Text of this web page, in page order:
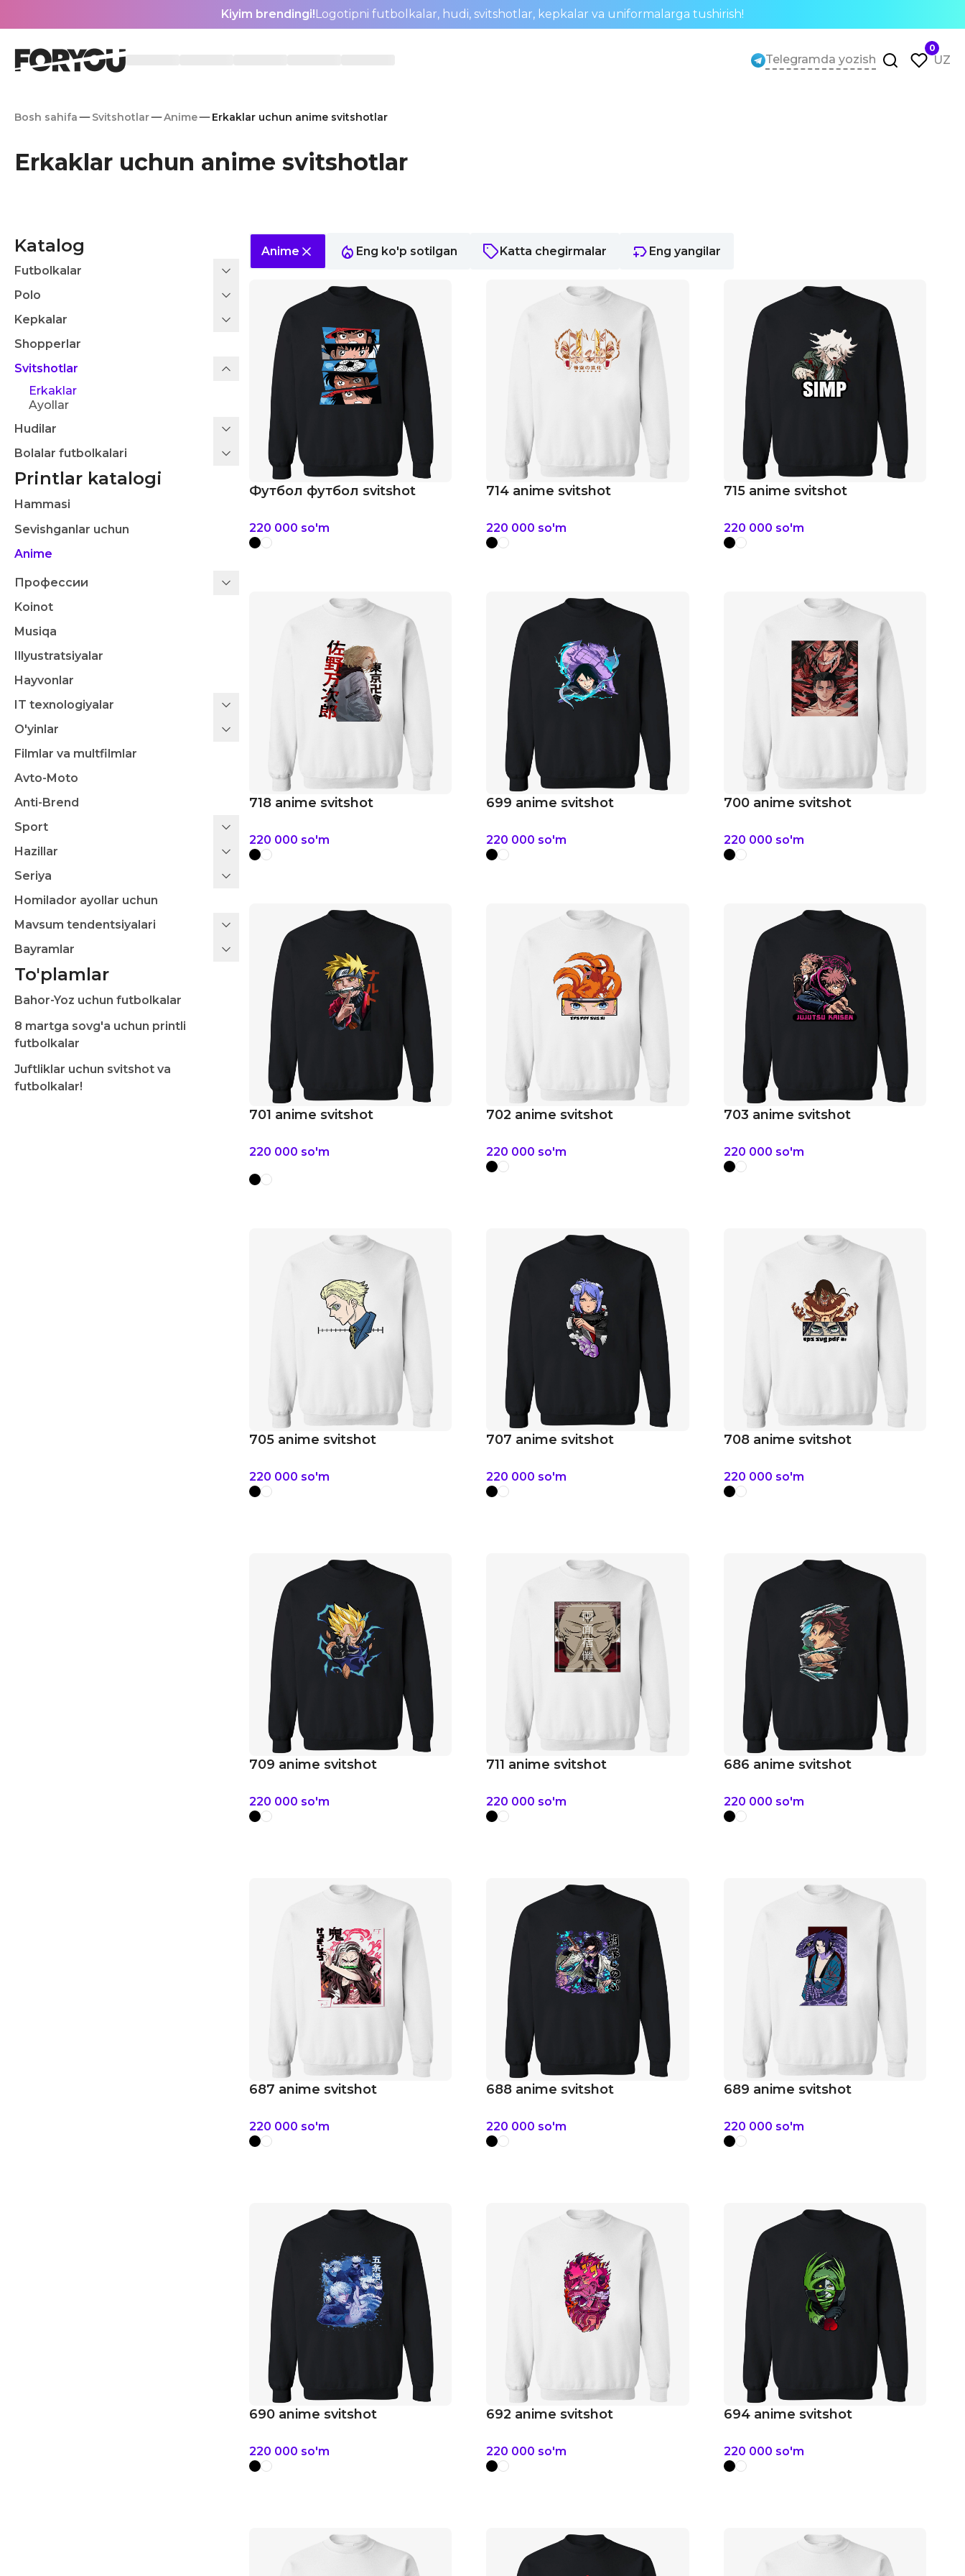
Kiyim brendingi!Logotipni futbolkalar, hudi, svitshotlar, kepkalar va uniformalarga tushirish!
Telegramda yozish
0
UZ
Bosh sahifa Svitshotlar Anime Erkaklar uchun anime svitshotlar
Erkaklar uchun anime svitshotlar
Katalog
Futbolkalar
Polo
Kepkalar
Shopperlar
Svitshotlar
Erkaklar
Ayollar
Hudilar
Bolalar futbolkalari
Printlar katalogi
Hammasi
Sevishganlar uchun
Anime
Профессии
Koinot
Musiqa
Illyustratsiyalar
Hayvonlar
IT texnologiyalar
O'yinlar
Filmlar va multfilmlar
Avto-Moto
Anti-Brend
Sport
Hazillar
Seriya
Homilador ayollar uchun
Mavsum tendentsiyalari
Bayramlar
To'plamlar
Bahor-Yoz uchun futbolkalar
8 martga sovg'a uchun printli
futbolkalar
Juftliklar uchun svitshot va
futbolkalar!
Anime Eng ko'p sotilgan Katta chegirmalar Eng yangilar
Футбол футбол svitshot
220 000 so'm
714 anime svitshot
220 000 so'm
715 anime svitshot
220 000 so'm
718 anime svitshot
220 000 so'm
699 anime svitshot
220 000 so'm
700 anime svitshot
220 000 so'm
701 anime svitshot
220 000 so'm
702 anime svitshot
220 000 so'm
703 anime svitshot
220 000 so'm
705 anime svitshot
220 000 so'm
707 anime svitshot
220 000 so'm
708 anime svitshot
220 000 so'm
709 anime svitshot
220 000 so'm
711 anime svitshot
220 000 so'm
686 anime svitshot
220 000 so'm
687 anime svitshot
220 000 so'm
688 anime svitshot
220 000 so'm
689 anime svitshot
220 000 so'm
690 anime svitshot
220 000 so'm
692 anime svitshot
220 000 so'm
694 anime svitshot
220 000 so'm